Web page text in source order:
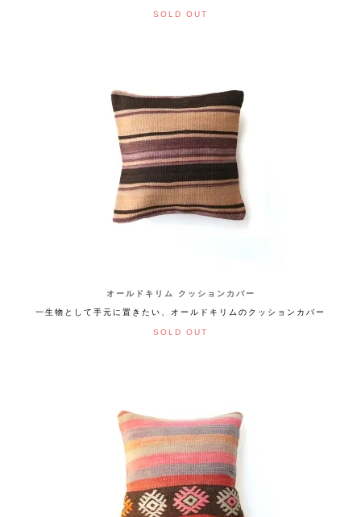
SOLD OUT
オールドキリム クッションカバー
一生物として手元に置きたい、オールドキリムのクッションカバー
SOLD OUT